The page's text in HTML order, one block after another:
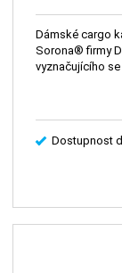
Dámské cargo
Sorona® firmy
vyznačujícího
Dostupnost